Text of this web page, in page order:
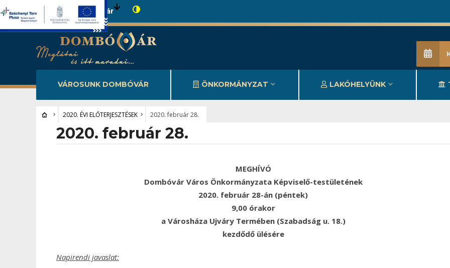
Városunk Dombóvár
VÁROSUNK DOMBÓVÁR ÖNKORMÁNYZAT LAKÓHELYÜNK
2020. ÉVI ELŐTERJESZTÉSEK 2020. február 28.
2020. február 28.
MEGHÍVÓ
Dombóvár Város Önkormányzata Képviselő-testületének
2020. február 28-án (péntek)
9,00 órakor
a Városháza Ujváry Termében (Szabadság u. 18.)
kezdődő ülésére
Napirendi javaslat: